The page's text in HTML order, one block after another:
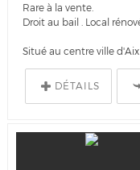
Rare à la vente.
Droit au bail . Local
Situé au centre ville
DÉTAILS